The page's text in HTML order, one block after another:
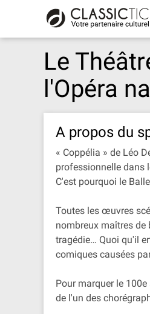
Le
l'Opéra
A propos du
« Coppélia » de Léo
professionnelle dans
C'est pourquoi le
Toutes les œuvres
nombreux maîtres
tragédie… Quoi qu'il
comiques causées
Pour marquer le
de l'un des